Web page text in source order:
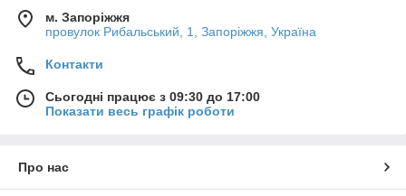
м. Запоріжжя
провулок Рибальський, 1, Запоріжжя, Україна
Контакти
Сьогодні працює з 09:30 до 17:00
Показати весь графік роботи
Про нас